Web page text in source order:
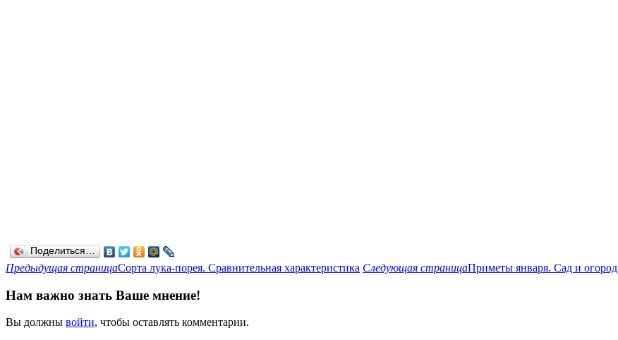
Поделиться…
Предыдущая страницаСорта лука-порея. Сравнительная характеристика Следующая страницаПриметы января. Сад и огород
Нам важно знать Ваше мнение!
Вы должны войти, чтобы оставлять комментарии.